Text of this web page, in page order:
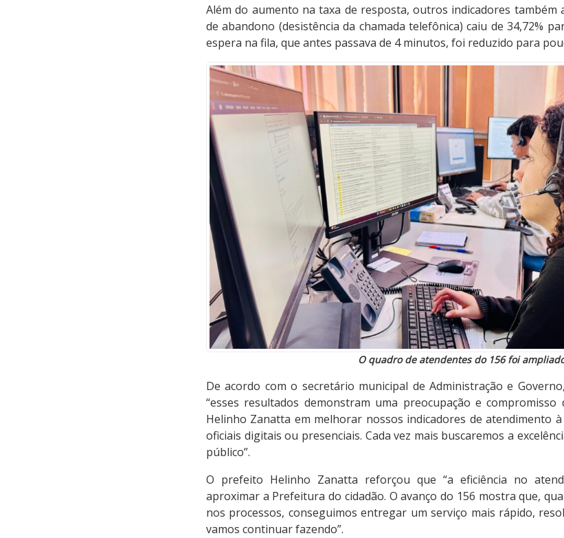
Além do aumento na taxa de resposta, outros indicadores também
de abandono (desistência da chamada telefônica) caiu de 34,72%
espera na fila, que antes passava de 4 minutos, foi reduzido para
O quadro de atendentes do 156 foi
De acordo com o secretário municipal de Administração e
“esses resultados demonstram uma preocupação e
Helinho Zanatta em melhorar nossos indicadores de atendimento
oficiais digitais ou presenciais. Cada vez mais buscaremos a
público”.
O prefeito Helinho Zanatta reforçou que “a eficiência no
aproximar a Prefeitura do cidadão. O avanço do 156 mostra que,
nos processos, conseguimos entregar um serviço mais rápido,
vamos continuar fazendo”.